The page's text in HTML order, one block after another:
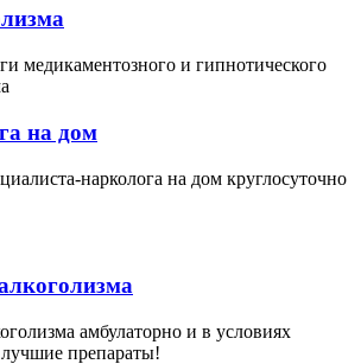
медикаментозного и гипнотического
на дом
нарколога на дом круглосуточно
амбулаторно и в условиях
препараты!